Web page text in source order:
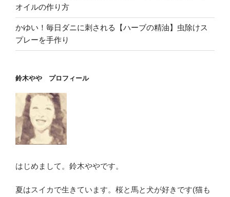
オイルの作り方
かゆい！毎日ダニに刺される【ハーブの精油】虫除けス
プレーを手作り
鈴木やや プロフィール
はじめまして。鈴木ややです。
夏はスイカで生きています。桜と馬と犬が好きです(猫も